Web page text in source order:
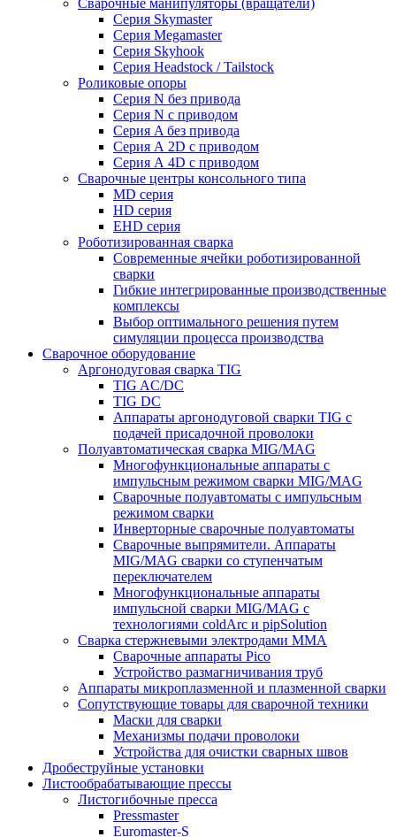
Серия Skymaster
Серия Megamaster
Серия Skyhook
Серия Headstock / Tailstock
Роликовые опоры
Серия N без привода
Серия N с приводом
Серия A без привода
Серия А 2D с приводом
Серия А 4D с приводом
Сварочные центры консольного типа
MD серия
HD серия
EHD серия
Роботизированная сварка
Современные ячейки роботизированной
сварки
Гибкие интегрированные производственные
комплексы
Выбор оптимального решения путем
симуляции процесса производства
Сварочное оборудование
Аргонодуговая сварка TIG
TIG AC/DC
TIG DC
Аппараты аргонодуговой сварки TIG с
подачей присадочной проволоки
Полуавтоматическая сварка MIG/MAG
Многофункциональные аппараты с
импульсным режимом сварки MIG/MAG
Сварочные полуавтоматы с импульсным
режимом сварки
Инверторные сварочные полуавтоматы
Сварочные выпрямители. Аппараты
MIG/MAG сварки со ступенчатым
переключателем
Многофункциональные аппараты
импульсной сварки MIG/MAG с
технологиями coldArc и pipSolution
Сварка стержневыми электродами MMA
Сварочные аппараты Pico
Устройство размагничивания труб
Аппараты микроплазменной и плазменной сварки
Сопутствующие товары для сварочной техники
Маски для сварки
Механизмы подачи проволоки
Устройства для очистки сварных швов
Дробеструйные установки
Листообрабатывающие прессы
Листогибочные пресса
Pressmaster
Euromaster-S